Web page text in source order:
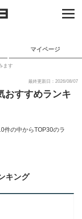
マイページ
ます
最終更新日：2026/08/07
おすすめランキ
件の中からTOP30のラ
キング